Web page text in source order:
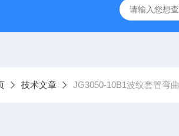
土塌落度试验仪 钢结构防火涂料测厚
技术文章 JG3050-10B1波纹套管弯